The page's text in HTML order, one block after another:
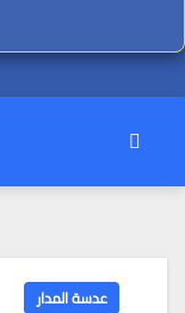
عدسة المدار